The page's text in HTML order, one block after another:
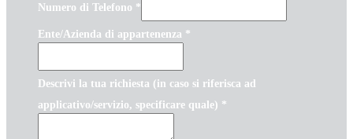
Numero di Telefono *
Ente/Azienda di appartenenza *
Descrivi la tua richiesta (in caso si riferisca ad
applicativo/servizio, specificare quale) *